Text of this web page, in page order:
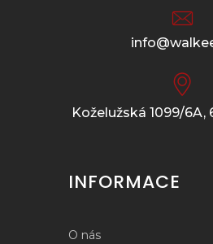
Koželužská 1099/6A,
INFORMACE
O nás